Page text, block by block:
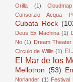
Orilla
(1) Cloudmap
Consorzio Acqua
Cubata Rock
Deus Ex Machina (1)
No (1) Dream Theater
Circulo de Willis (1) El
El Mar de los
Mellotron (53)
Norlander (1) Festival